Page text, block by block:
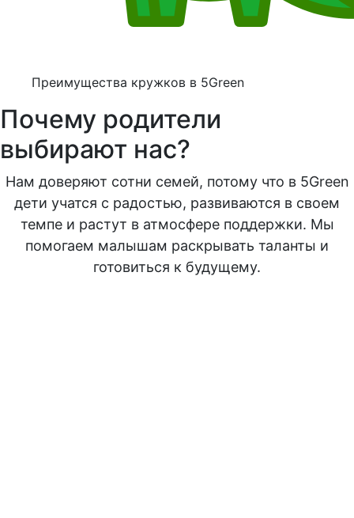
Преимущества кружков в 5Green
Почему родители
выбирают нас?
Нам доверяют сотни семей, потому что в 5Green
дети учатся с радостью, развиваются в своем
темпе и растут в атмосфере поддержки. Мы
помогаем малышам раскрывать таланты и
готовиться к будущему.